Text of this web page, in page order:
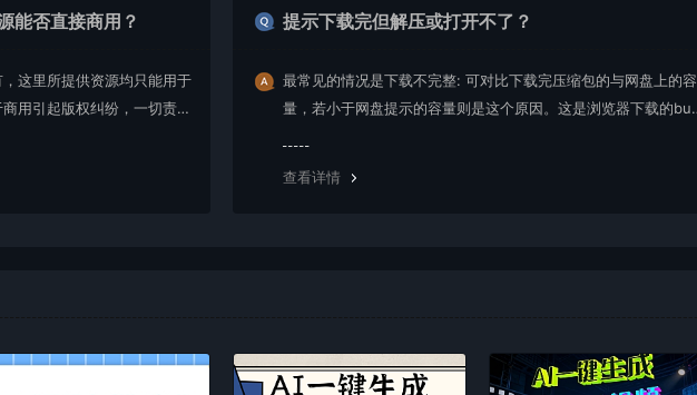
能否直接商用？
这里所提供资源均只能用于
用引起版权纠纷，一切责任
提示下载完但解压或打开不了？
最常见的情况是下载不完整: 可对比下载完压缩包的与网盘上的容
量，若小于网盘提示的容量则是这个原因。这是浏览器下载的bu
查看详情